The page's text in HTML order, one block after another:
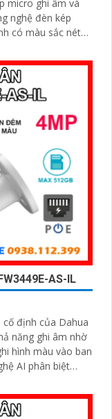
micro ghi âm và
có màu sắc nét
AS-IL
cố định của Dahua
năng ghi âm nhờ
AI phân biệt